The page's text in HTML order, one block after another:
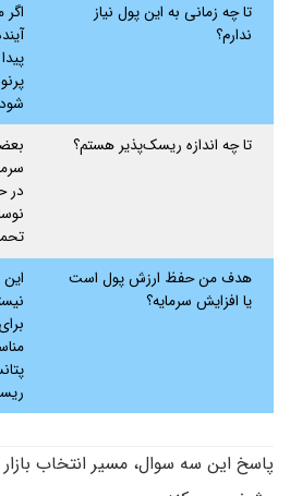
تا چه زمانی به این پول نیاز
ندارم؟
تا چه اندازه ریسک‌پذیر هستم؟
در
هدف من حفظ ارزش پول است
یا افزایش سرمایه؟
پاسخ این سه سوال، مسیر انتخاب